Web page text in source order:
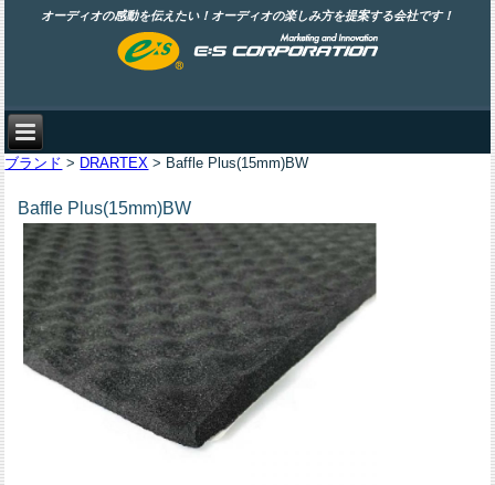
オーディオの感動を伝えたい！オーディオの楽しみ方を提案する会社です！
ブランド > DRARTEX > Baffle Plus(15mm)BW
Baffle Plus(15mm)BW